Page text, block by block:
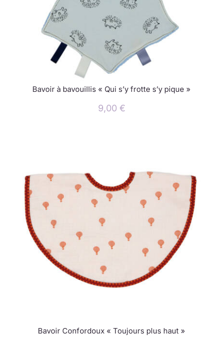
Bavoir à bavouillis « Qui s’y frotte s’y pique »
9,00 €
Bavoir Confordoux « Toujours plus haut »